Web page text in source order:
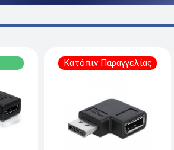
Κατόπιν Παραγγελίας